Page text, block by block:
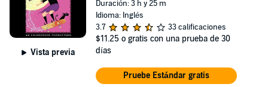
Vista previa
Duración: 3 h y 25 m
Idioma: Inglés
3.7
33 calificaciones
$11.25 o gratis con una prueba de 30
días
Pruebe Estándar gratis